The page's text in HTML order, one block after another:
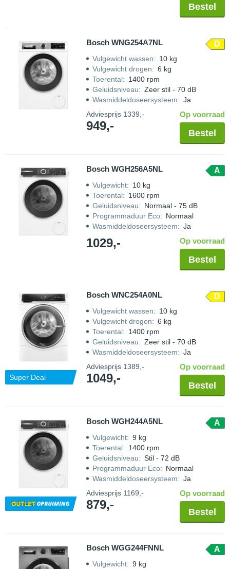
Bestel
Bosch WNG254A7NL D
Vulgewicht wassen: 10 kg
Vulgewicht drogen: 6 kg
Toerental: 1400 rpm
Geluidsniveau: Zeer stil - 70 dB
Wasmiddeldoseersysteem: Ja
Adviesprijs 1339,-
949,-
Op voorraad
Bestel
Bosch WGH256A5NL A
Vulgewicht: 10 kg
Toerental: 1600 rpm
Geluidsniveau: Normaal - 75 dB
Programmaduur Eco: Normaal
Wasmiddeldoseersysteem: Ja
1029,- Op voorraad
Bestel
Super Deal
Bosch WNC254A0NL D
Vulgewicht wassen: 10 kg
Vulgewicht drogen: 6 kg
Toerental: 1400 rpm
Geluidsniveau: Zeer stil - 70 dB
Wasmiddeldoseersysteem: Ja
Adviesprijs 1389,-
1049,-
Op voorraad
Bestel
Bosch WGH244A5NL A
Vulgewicht: 9 kg
Toerental: 1400 rpm
Geluidsniveau: Stil - 72 dB
Programmaduur Eco: Normaal
Wasmiddeldoseersysteem: Ja
Adviesprijs 1169,-
879,-
Op voorraad
Bestel
Bosch WGG244FNNL A
Vulgewicht: 9 kg